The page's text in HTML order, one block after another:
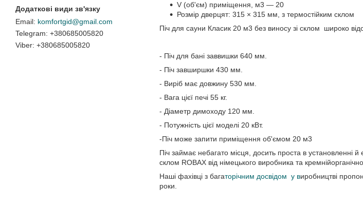
komfortgid@gmail.com
+380685005820
+380685005820
V (об'єм) приміщення, м3 — 20
Розмір дверцят: 315 × 315 мм, з термостійким склом
Піч для сауни Класик 20 м3 без виносу зі склом широко
- Піч для бані заввишки 640 мм.
- Піч завширшки 430 мм.
- Виріб має довжину 530 мм.
- Вага цієї печі 55 кг.
- Діаметр димоходу 120 мм.
- Потужність цієї моделі 20 кВт.
-Піч може запити приміщення об'ємом 20 м3
Піч займає небагато місця, досить проста в установленні
склом ROBAX від німецького виробника та
Наші фахівці з багаторічним досвідом у виробництві
роки.